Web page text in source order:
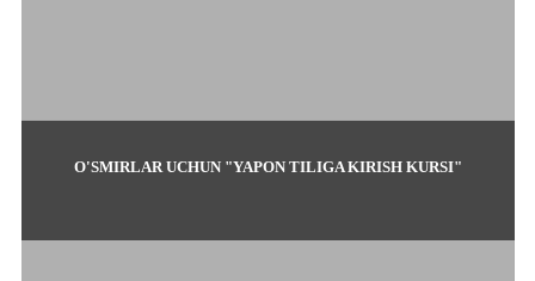
O'SMIRLAR UCHUN "YAPON TILIGA KIRISH KURSI"